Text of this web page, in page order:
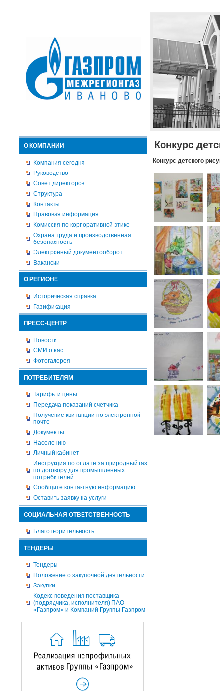
О КОМПАНИИ
Компания сегодня
Руководство
Совет директоров
Структура
Контакты
Правовая информация
Комиссия по корпоративной этике
Охрана труда и производственная
безопасность
Электронный документооборот
Вакансии
О РЕГИОНЕ
Историческая справка
Газификация
ПРЕСС-ЦЕНТР
Новости
СМИ о нас
Фотогалерея
ПОТРЕБИТЕЛЯМ
Тарифы и цены
Передача показаний счетчика
Получение квитанции по электронной
почте
Документы
Населению
Личный кабинет
Инструкция по оплате за природный газ
по договору для промышленных
потребителей
Сообщите контактную информацию
Оставить заявку на услуги
СОЦИАЛЬНАЯ ОТВЕТСТВЕННОСТЬ
Благотворительность
ТЕНДЕРЫ
Тендеры
Положение о закупочной деятельности
Закупки
Кодекс поведения поставщика
(подрядчика, исполнителя) ПАО
«Газпром» и Компаний Группы Газпром
Конкурс
Конкурс детского